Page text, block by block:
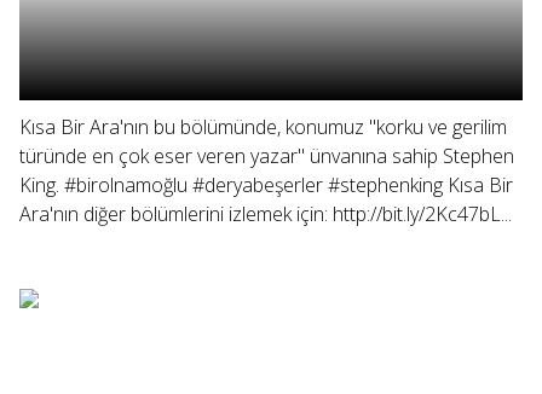
Kısa Bir Ara'nın bu bölümünde, konumuz "korku ve gerilim
türünde en çok eser veren yazar" ünvanına sahip Stephen
King. #birolnamoğlu #deryabeşerler #stephenking Kısa Bir
Ara'nın diğer bölümlerini izlemek için: http://bit.ly/2Kc47bL...